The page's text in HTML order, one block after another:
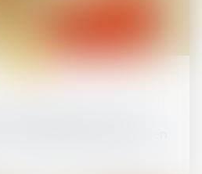
: point de
d’aliénation d’un bien